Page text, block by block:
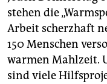
stehen die
Arbeit scherzhaft
150 Menschen
warmen Mahlzeit.
sind viele